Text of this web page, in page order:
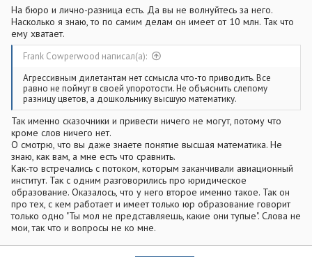
На бюро и лично-разница есть. Да вы не волнуйтесь за него.
Насколько я знаю, то по самим делам он имеет от 10 млн. Так что
ему хватает.
Frank Cowperwood написал(а):
Агрессивным дилетантам нет ссмысла что-то приводить. Все
равно не поймут в своей упоротости. Не объяснить слепому
разницу цветов, а дошкольнику высшую математику.
Так именно сказочники и привести ничего не могут, потому что
кроме слов ничего нет.
О смотрю, что вы даже знаете понятие высшая математика. Не
знаю, как вам, а мне есть что сравнить.
Как-то встречались с потоком, которым заканчивали авиационный
институт. Так с одним разговорились про юридическое
образование. Оказалось, что у него второе именно такое. Так он
про тех, с кем работает и имеет только юр образование говорит
только одно "Ты мол не представляешь, какие они тупые". Слова не
мои, так что и вопросы не ко мне.